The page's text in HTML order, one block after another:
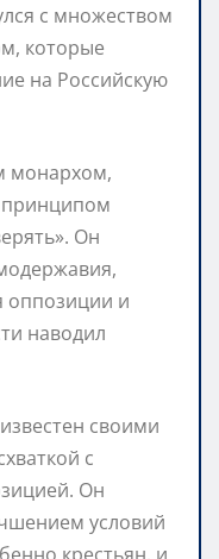
с множеством
которые
на Российскую
монархом,
Он
оппозиции и
наводил
своими
с
Он
условий